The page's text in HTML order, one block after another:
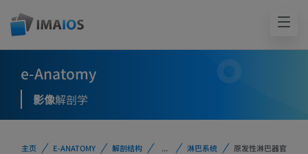
e-Anatomy
影像解剖学
主页 E-ANATOMY 解剖结构 ... 淋巴系统 原发性淋巴器官